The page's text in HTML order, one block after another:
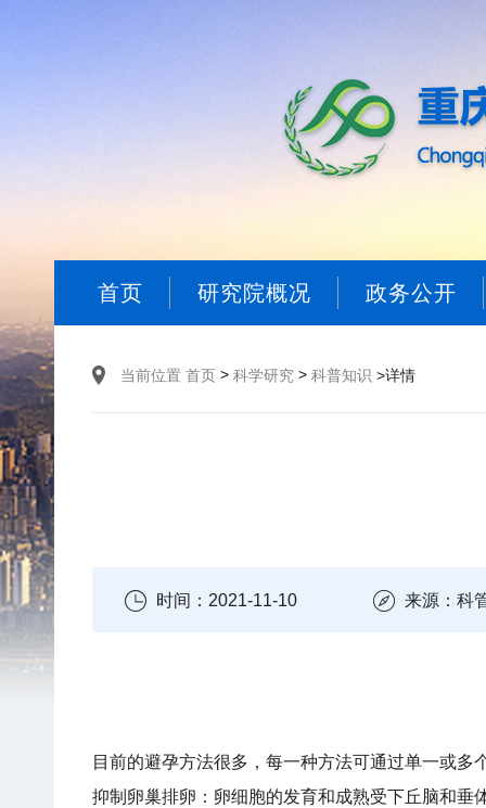
首页 研究院概况 政务公开
当前位置 首页 > 科学研究 > 科普知识 >详情
时间：2021-11-10 来源：科
目前的避孕方法很多，每一种方法可通过单一或
抑制卵巢排卵：卵细胞的发育和成熟受下丘脑和